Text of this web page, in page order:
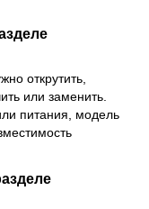
открутить,
или заменить.
питания, модель